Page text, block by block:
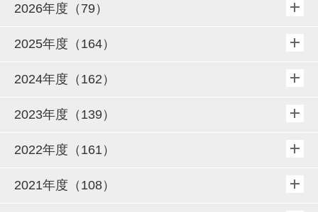
2026年度（79）
2025年度（164）
2024年度（162）
2023年度（139）
2022年度（161）
2021年度（108）